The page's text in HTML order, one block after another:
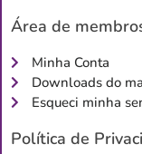
Área de
Minha Conta
Downloads do
Esqueci minha
Política de